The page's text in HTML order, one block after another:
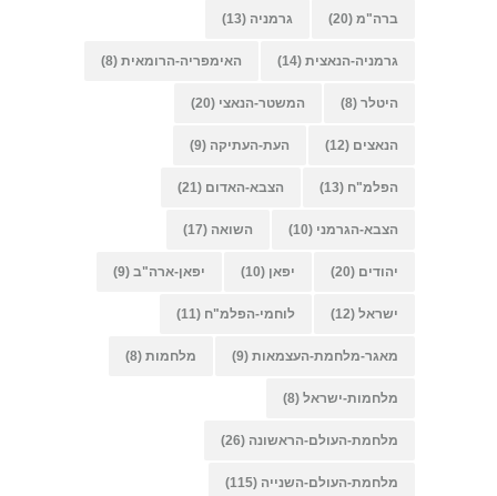
ברה"מ (20) גרמניה (13)
גרמניה-הנאצית (14) האימפריה-הרומאית (8)
היטלר (8) המשטר-הנאצי (20)
הנאצים (12) העת-העתיקה (9)
הפלמ"ח (13) הצבא-האדום (21)
הצבא-הגרמני (10) השואה (17)
יהודים (20) יפאן (10) יפאן-ארה"ב (9)
ישראל (12) לוחמי-הפלמ"ח (11)
מאגר-מלחמת-העצמאות (9) מלחמות (8)
מלחמות-ישראל (8)
מלחמת-העולם-הראשונה (26)
מלחמת-העולם-השנייה (115)